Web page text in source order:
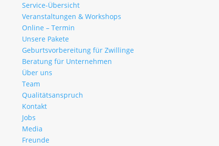
Service-Übersicht
Veranstaltungen & Workshops
Online – Termin
Unsere Pakete
Geburtsvorbereitung für Zwillinge
Beratung für Unternehmen
Über uns
Team
Qualitätsanspruch
Kontakt
Jobs
Media
Freunde